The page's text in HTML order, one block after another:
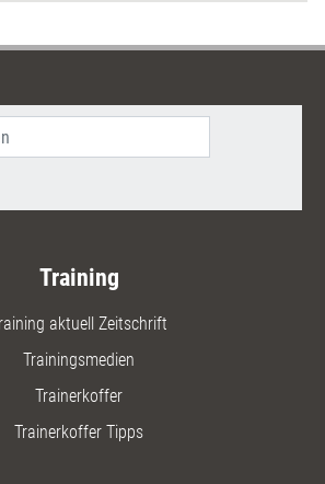
Training
aktuell Zeitschrift
Trainingsmedien
Trainerkoffer
Trainerkoffer Tipps